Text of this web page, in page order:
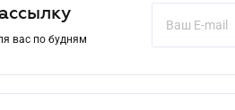
вас по будням